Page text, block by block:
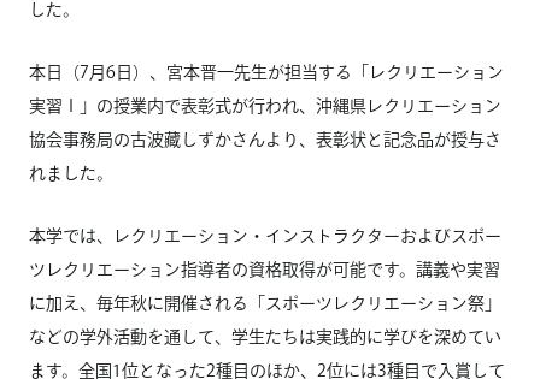
した。
本日（7月6日）、宮本晋一先生が担当する「レクリエーション
実習Ⅰ」の授業内で表彰式が行われ、沖縄県レクリエーション
協会事務局の古波藏しずかさんより、表彰状と記念品が授与さ
れました。
本学では、レクリエーション・インストラクターおよびスポー
ツレクリエーション指導者の資格取得が可能です。講義や実習
に加え、毎年秋に開催される「スポーツレクリエーション祭」
などの学外活動を通して、学生たちは実践的に学びを深めてい
ます。全国1位となった2種目のほか、2位には3種目で入賞して